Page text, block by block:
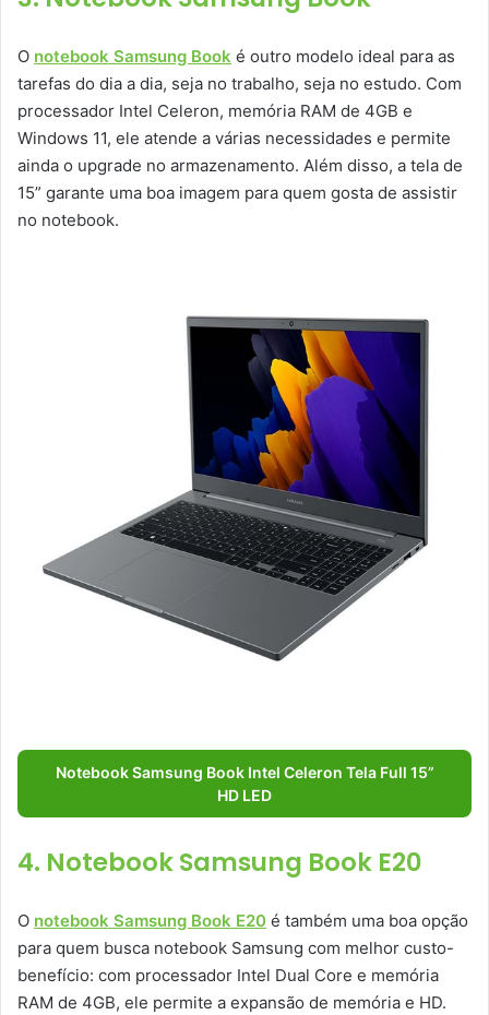
O notebook Samsung Book é outro modelo ideal para as
tarefas do dia a dia, seja no trabalho, seja no estudo. Com
processador Intel Celeron, memória RAM de 4GB e
Windows 11, ele atende a várias necessidades e permite
ainda o upgrade no armazenamento. Além disso, a tela de
15” garante uma boa imagem para quem gosta de assistir
no notebook.
Notebook Samsung Book Intel Celeron Tela Full 15”
HD LED
4. Notebook Samsung Book E20
O notebook Samsung Book E20 é também uma boa opção
para quem busca notebook Samsung com melhor custo-
benefício: com processador Intel Dual Core e memória
RAM de 4GB, ele permite a expansão de memória e HD.